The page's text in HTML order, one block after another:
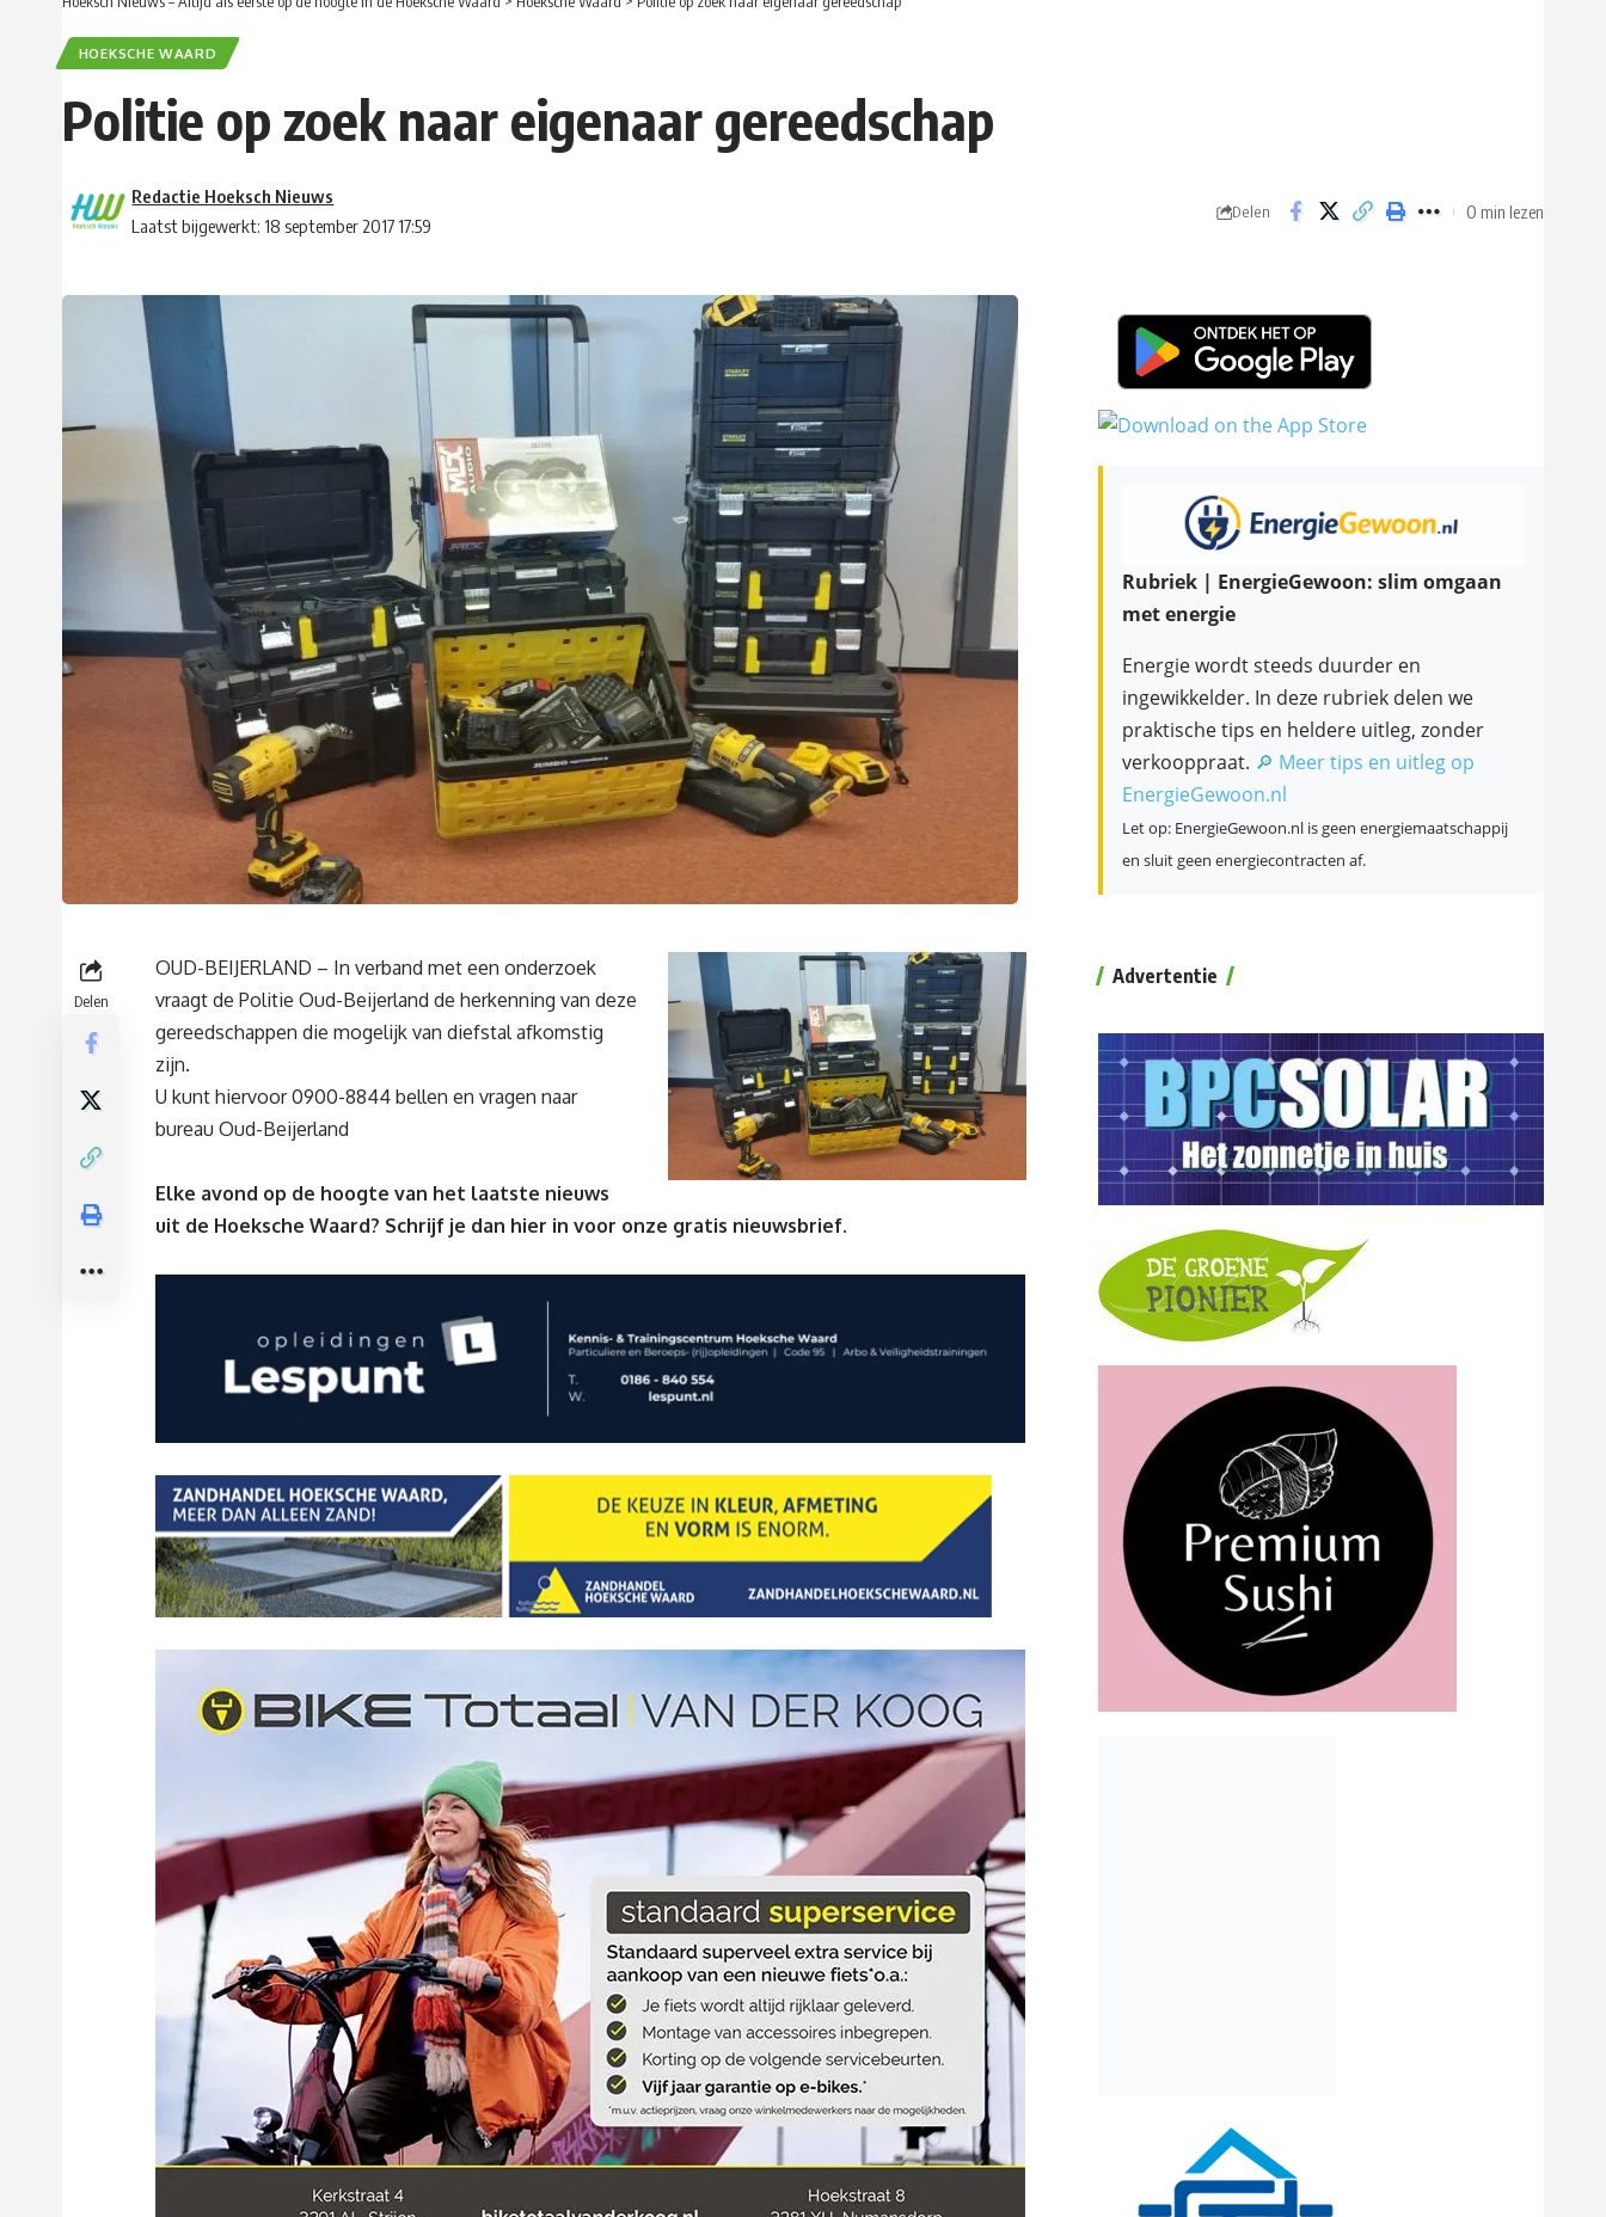
HOEKSCHE WAARD
Politie op zoek naar eigenaar gereedschap
Laatst bijgewerkt: 18 september 2017 17:59
Redactie Hoeksch Nieuws
Delen 0 min lezen
Delen
OUD-BEIJERLAND – In verband met een onderzoek
vraagt de Politie Oud-Beijerland de herkenning van deze
gereedschappen die mogelijk van diefstal afkomstig
zijn.
U kunt hiervoor 0900-8844 bellen en vragen naar
bureau Oud-Beijerland
Elke avond op de hoogte van het laatste nieuws
uit de Hoeksche Waard? Schrijf je dan hier in voor onze gratis nieuwsbrief.
Rubriek | EnergieGewoon: slim omgaan
met energie
Energie wordt steeds duurder en
ingewikkelder. In deze rubriek delen we
praktische tips en heldere uitleg, zonder
verkooppraat. 🔎 Meer tips en uitleg op
EnergieGewoon.nl
Let op: EnergieGewoon.nl is geen energiemaatschappij
en sluit geen energiecontracten af.
Advertentie